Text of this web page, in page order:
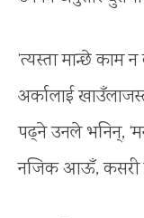
‘त्यस्ता मान्छे काम
अर्कालाई
पढ्ने उनले भनिन्,
नजिक आऊँ, कसरी